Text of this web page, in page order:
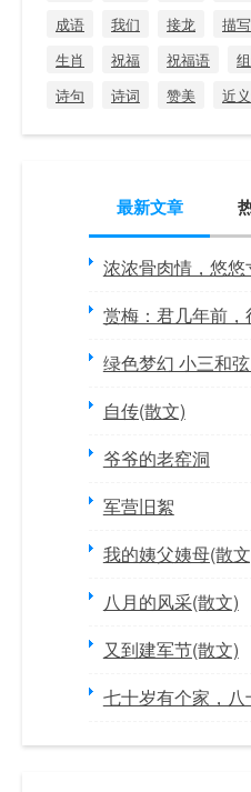
成语
我们 接龙 描写
生肖
祝福 祝福语
诗句
诗词 赞美 近
最新文章
浓浓骨肉情，悠悠
赏梅：君几年前
绿色梦幻 小三和弦
自传(散文)
爷爷的老窑洞
军营旧絮
我的姨父姨母(散
八月的风采(散文)
又到建军节(散文)
七十岁有个家，